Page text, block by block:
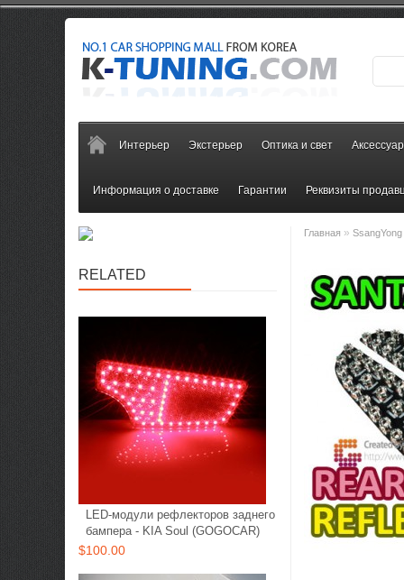
Интерьер Экстерьер Оптика и свет
Информация о доставке Гарантии Реквизиты
RELATED
LED-модули рефлекторов заднего
бампера - KIA Soul (GOGOCAR)
$100.00
Главная » SsangYong